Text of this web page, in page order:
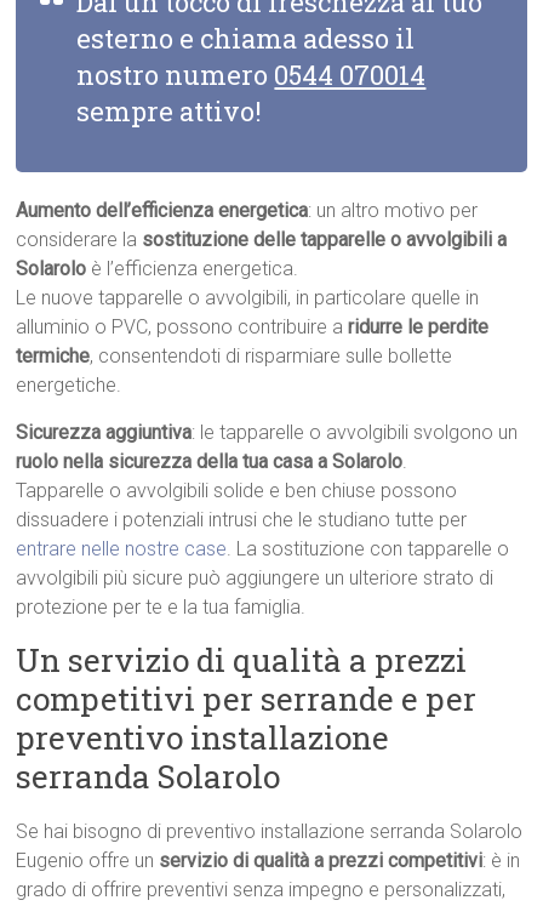
esterno e chiama adesso il
nostro numero 0544 070014
sempre attivo!
Aumento dell’efficienza energetica: un altro motivo per
considerare la sostituzione delle tapparelle o avvolgibili a
Solarolo è l’efficienza energetica.
Le nuove tapparelle o avvolgibili, in particolare quelle in
alluminio o PVC, possono contribuire aridurre le perdite
termiche, consentendoti di risparmiare sulle bollette
energetiche.
Sicurezza aggiuntiva: le tapparelle o avvolgibili svolgono un
ruolo nella sicurezza della tua casa a Solarolo.
Tapparelle o avvolgibili solide e ben chiuse possono
dissuadere i potenziali intrusi che le studiano tutte per
entrare nelle nostre case. La sostituzione con tapparelle o
avvolgibili più sicure può aggiungere un ulteriore strato di
protezione per te e la tua famiglia.
Un servizio di qualità a prezzi
competitivi per serrande e per
preventivo installazione
serranda Solarolo
Se hai bisogno di preventivo installazione serranda Solarolo
Eugenio offre un servizio di qualità a prezzi competitivi: è in
grado di offrire preventivi senza impegno e personalizzati,